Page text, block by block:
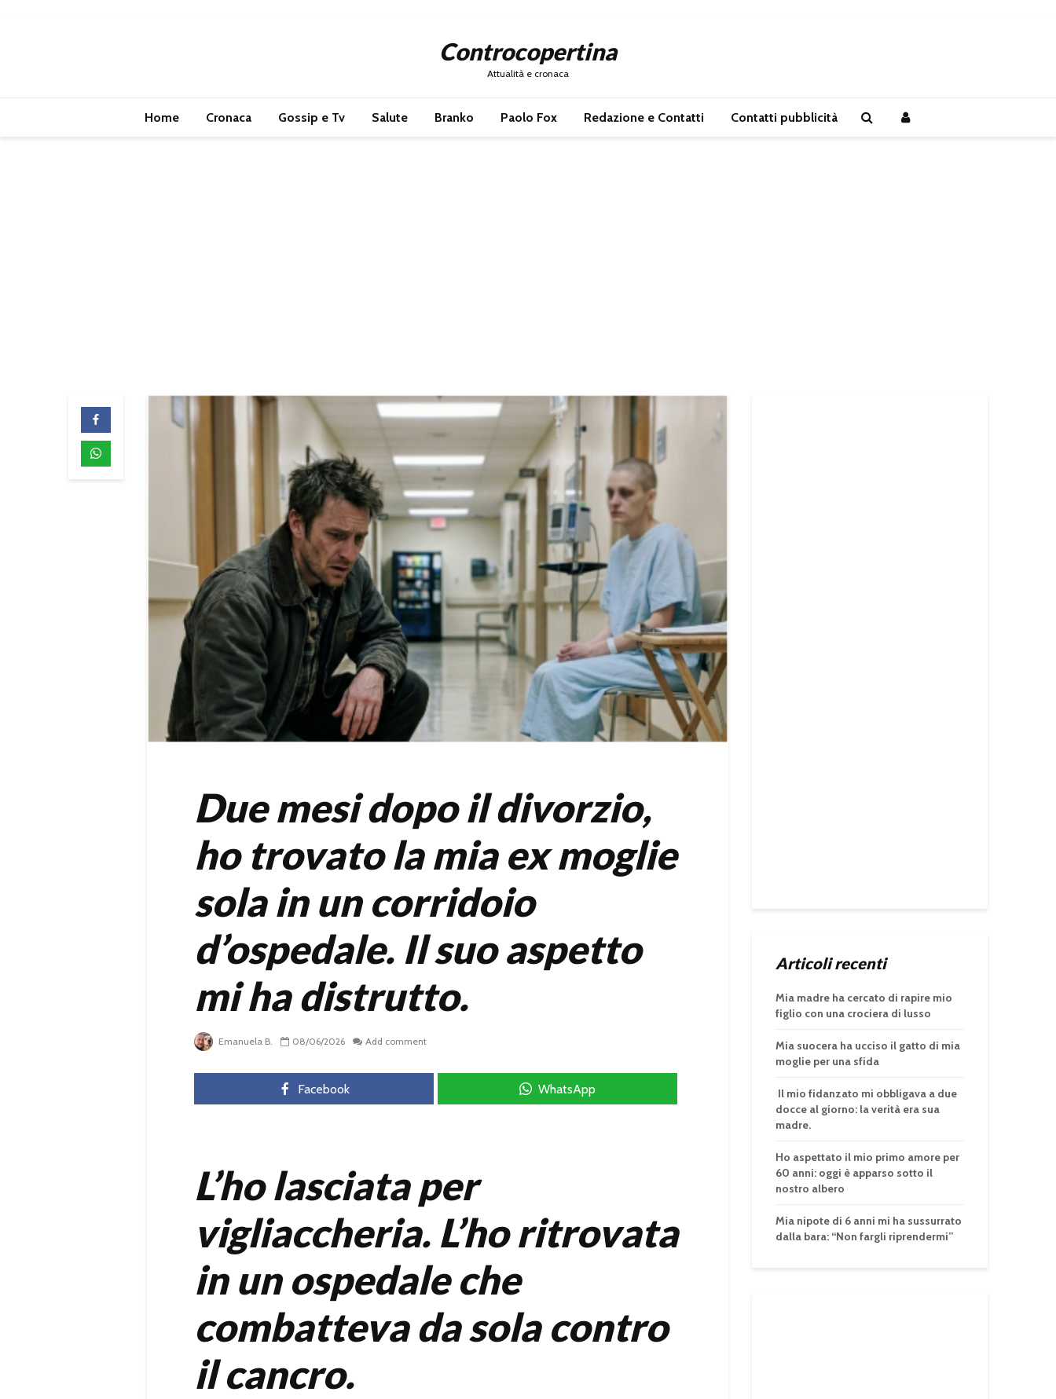
Controcopertina
Attualità e cronaca
Home Cronaca Gossip e Tv Salute Branko Paolo Fox Redazione e Contatti Contatti pubblicità
Due mesi dopo il divorzio,
ho trovato la mia ex moglie
sola in un corridoio
d’ospedale. Il suo aspetto
mi ha distrutto.
Emanuela B. 08/06/2026 Add comment
Facebook WhatsApp
L’ho lasciata per
vigliaccheria. L’ho ritrovata
in un ospedale che
combatteva da sola contro
il cancro.
Articoli recenti
Mia madre ha cercato di rapire mio
figlio con una crociera di lusso
Mia suocera ha ucciso il gatto di mia
moglie per una sfida
Il mio fidanzato mi obbligava a due
docce al giorno: la verità era sua
madre.
Ho aspettato il mio primo amore per
60 anni: oggi è apparso sotto il
nostro albero
Mia nipote di 6 anni mi ha sussurrato
dalla bara: “Non fargli riprendermi”